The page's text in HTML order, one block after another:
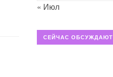
« Июл
СЕЙЧАС ОБСУЖДАЮТ